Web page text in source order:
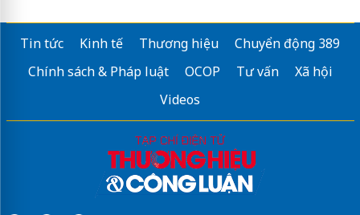
Tin tức Kinh tế Thương hiệu
Chuyển động 389
Chính sách & Pháp luật
OCOP Tư vấn
Xã hội
Videos